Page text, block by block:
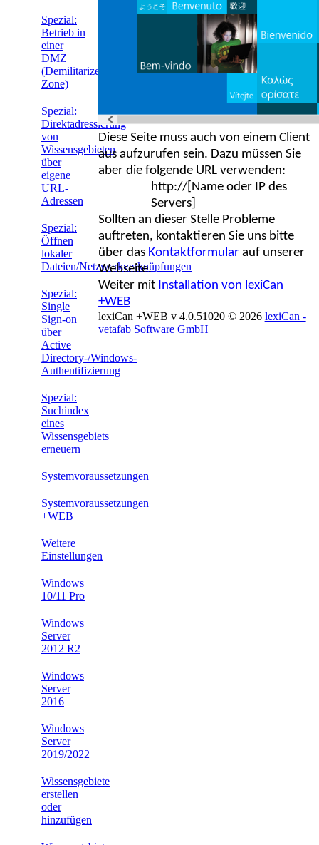
Spezial:
Betrieb in
einer
DMZ
(Demilitarized
Zone)
Spezial:
Direktadressierung
von
Wissensgebieten
über
eigene
URL-
Adressen
Spezial:
Öffnen
lokaler
Dateien/Netzwerkverknüpfungen
Spezial:
Single
Sign-on
über
Active
Directory-/Windows-
Authentifizierung
Spezial:
Suchindex
eines
Wissensgebiets
erneuern
Systemvoraussetzungen
Systemvoraussetzungen
+WEB
Weitere
Einstellungen
Windows
10/11 Pro
Windows
Server
2012 R2
Windows
Server
2016
Windows
Server
2019/2022
Wissensgebiete
erstellen
oder
hinzufügen
Diese Seite muss auch von einem Client
aus aufzurufen sein. Dazu müssen Sie
aber die folgende URL verwenden:
http://[Name oder IP des
Servers]
Sollten an dieser Stelle Probleme
auftreten, kontaktieren Sie uns bitte
über das Kontaktformularauf unserer
Webseite.
Weiter mit Installation von lexiCan
+WEB
lexiCan +WEB v 4.0.51020 © 2026 lexiCan -
vetafab Software GmbH